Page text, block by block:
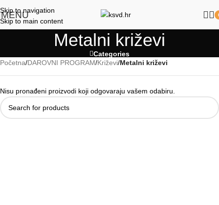
Skip to navigation
Skip to main content
MENU
Metalni križevi
Categories
Početna/DAROVNI PROGRAM/Križevi/Metalni križevi
Nisu pronađeni proizvodi koji odgovaraju vašem odabiru.